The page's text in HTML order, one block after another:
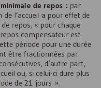
de repos : par
l’accueil a pour effet de
repos, « pour chaque
compensateur est
période pour une durée
être fractionnées par
d’autre part,
ou, si celui-ci dure plus
de 21 jours ».